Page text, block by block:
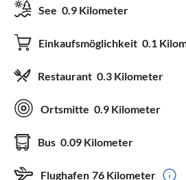
See 0.9 Kilometer
Einkaufsmöglichkeit 0.1
Restaurant 0.3 Kilometer
Ortsmitte 0.9 Kilometer
Bus 0.09 Kilometer
Flughafen 76 Kilometer